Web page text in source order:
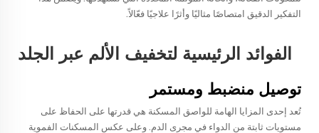
التفكير الدقيق امتصاصًا مثاليًا وأثرًا علاجيًا فعّالاً.
الفوائد الرئيسية لتخفيف الألم عبر الجلد
توصيل منضبط ومستمر
تُعد إحدى المزايا الهامة للواصق المسكنة هي قدرتها على الحفاظ على
مستويات ثابتة من الدواء في مجرى الدم. وعلى عكس المسكنات الفموية